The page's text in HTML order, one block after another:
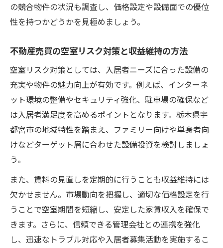
の競合物件の状況も調査し、価格設定や設備面での優位
性を持つかどうかを見極めましょう。
不動産売買の空室リスク対策と収益維持の方法
空室リスク対策としては、入居者ニーズに合った設備の
充実や物件の魅力向上が有効です。例えば、インターネ
ット環境の整備やセキュリティ強化、駐車場の確保など
は入居者満足度を高めるポイントとなります。栃木県宇
都宮市の地域特性を踏まえ、ファミリー向けや単身者向
けなどターゲット層に合わせた設備投資を検討しましょ
う。
また、賃料の見直しを定期的に行うことも収益維持には
欠かせません。市場動向を把握し、適切な価格設定を行
うことで空室期間を短縮し、安定した家賃収入を確保で
きます。さらに、信頼できる管理会社との連携を強化
し、迅速なトラブル対応や入居者募集活動を実施するこ